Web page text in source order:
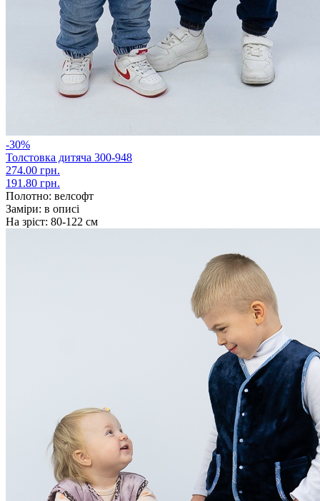
-30%
Толстовка дитяча 300-948
274.00 грн.
191.80 грн.
Полотно: велсофт
Заміри: в описі
На зріст: 80-122 см